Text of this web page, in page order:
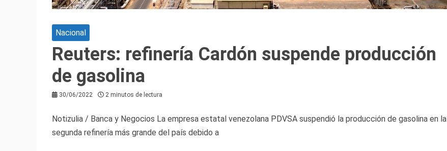
Nacional
Reuters: refinería Cardón suspende producción
de gasolina
30/06/2022 2 minutos de lectura
Notizulia / Banca y Negocios La empresa estatal venezolana PDVSA suspendió la producción de gasolina en la
segunda refinería más grande del país debido a